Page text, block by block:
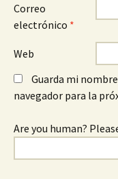
Correo
electrónico *
Web
Guarda mi
navegador para la
Are you human?